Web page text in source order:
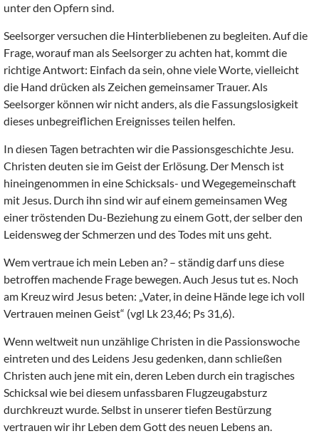
unter den Opfern sind.
Seelsorger versuchen die Hinterbliebenen zu begleiten. Auf die
Frage, worauf man als Seelsorger zu achten hat, kommt die
richtige Antwort: Einfach da sein, ohne viele Worte, vielleicht
die Hand drücken als Zeichen gemeinsamer Trauer. Als
Seelsorger können wir nicht anders, als die Fassungslosigkeit
dieses unbegreiflichen Ereignisses teilen helfen.
In diesen Tagen betrachten wir die Passionsgeschichte Jesu.
Christen deuten sie im Geist der Erlösung. Der Mensch ist
hineingenommen in eine Schicksals- und Wegegemeinschaft
mit Jesus. Durch ihn sind wir auf einem gemeinsamen Weg
einer tröstenden Du-Beziehung zu einem Gott, der selber den
Leidensweg der Schmerzen und des Todes mit uns geht.
Wem vertraue ich mein Leben an? – ständig darf uns diese
betroffen machende Frage bewegen. Auch Jesus tut es. Noch
am Kreuz wird Jesus beten: „Vater, in deine Hände lege ich voll
Vertrauen meinen Geist“ (vgl Lk 23,46; Ps 31,6).
Wenn weltweit nun unzählige Christen in die Passionswoche
eintreten und des Leidens Jesu gedenken, dann schließen
Christen auch jene mit ein, deren Leben durch ein tragisches
Schicksal wie bei diesem unfassbaren Flugzeugabsturz
durchkreuzt wurde. Selbst in unserer tiefen Bestürzung
vertrauen wir ihr Leben dem Gott des neuen Lebens an.